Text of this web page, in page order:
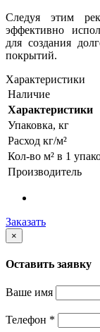
Следуя этим
эффективно
для создания
покрытий.
Характеристики
Наличие
Характеристики
Упаковка, кг
Расход кг/м²
Кол-во м² в 1
Производитель
Заказать
×
Оставить заявку
Ваше имя
Телефон *